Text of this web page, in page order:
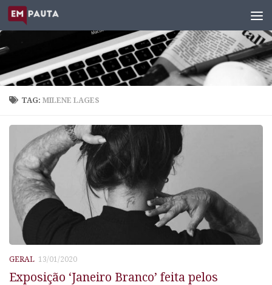
Skip to content
TAG:MILENE LAGES
GERAL 13/01/2020
Exposição ‘Janeiro Branco’ feita pelos